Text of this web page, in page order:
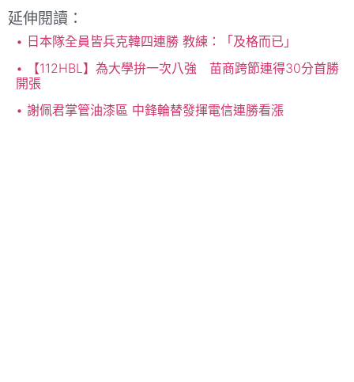
延伸閱讀：
日本隊全員皆兵克韓四連勝 教練：「及格而已」
【112HBL】為大學拚一次八強 苗商跨節連得30分首勝
開張
謝佩君掌管油漆區 中鋒輪替發揮電信連勝看漲